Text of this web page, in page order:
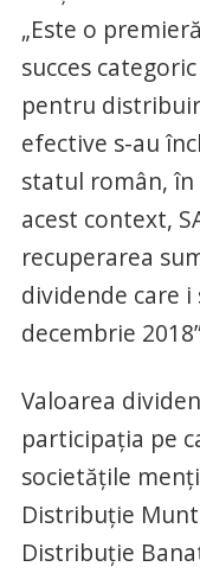
„Este o
succes
pentru
efective s-au
statul român, în
acest context,
recuperarea
dividende care i
decembrie
Valoarea
participația pe
societățile
Distribuție
Distribuție